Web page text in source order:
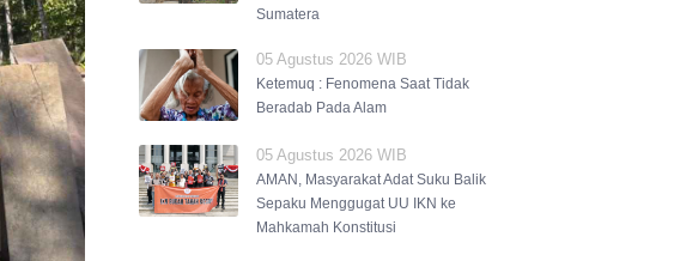
Sumatera
05 Agustus 2026 WIB
Ketemuq : Fenomena Saat Tidak
Beradab Pada Alam
05 Agustus 2026 WIB
AMAN, Masyarakat Adat Suku Balik
Sepaku Menggugat UU IKN ke
Mahkamah Konstitusi